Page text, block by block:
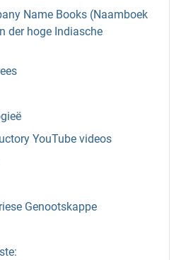
Name Books (Naamboek
der hoge Indiasche
YouTube videos
Genootskappe